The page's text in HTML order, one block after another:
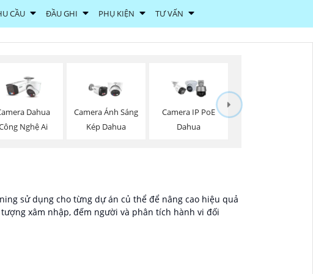
CẦU ĐẦU GHI PHỤ KIỆN TƯ VẤN
Dahua
Nghệ Ai
Camera Ánh Sáng
Kép Dahua
Camera IP PoE
Dahua
sử dụng cho từng dự án củ thể để nâng cao hiệu quả
xâm nhập, đếm người và phân tích hành vi đối